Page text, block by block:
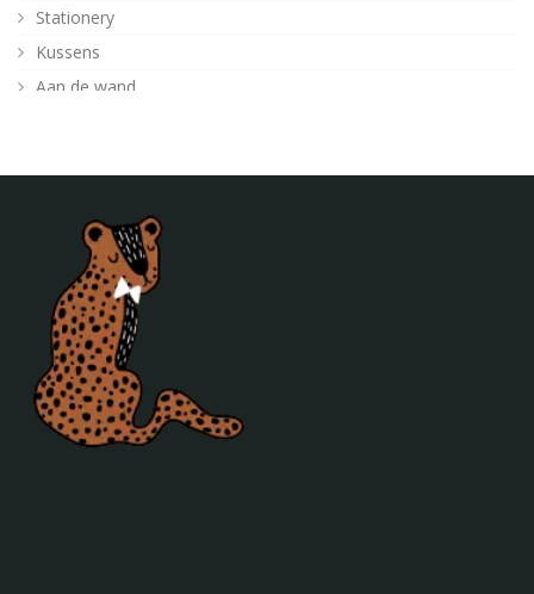
Stationery
Kussens
Aan de wand
Decoratie
Behang